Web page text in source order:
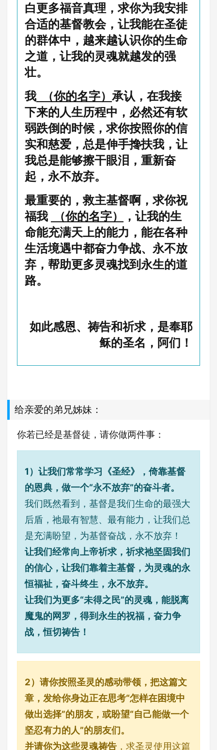
白更多福音真理，求你为我安排
合适的基督教会，让我能在圣徒
的群体中，越来越认识你的生命
之道，让我的灵魂就越发的强
壮。
我 （你的名字） 承认，在我接
下来的人生历程中，必然还有软
弱跌倒的时候，求你按照你的信
实和慈爱，总是伸手搀扶我，让
我总是能够擦干眼泪，重新奋
起，永不放弃。
最重要的，救主基督啊，求你祝
福我
（你的名字）
，让我的生
命能充满天上的能力，能在各种
生活境遇中都奋力争战、永不放
弃，帮助更多灵魂找到永生的道
路。
如此感恩、祷告和祈求，是奉耶
稣的圣名，阿们！
给亲爱的弟兄姊妹：
你若已经是基督徒，请你做两件事：
1）让我们常常学习《圣经》，倚靠基督
的恩典，做一个“永不放弃”的奋斗者。
我们既然看到，基督是我们生命的最强大
后盾，祂最有智慧、最有能力，让我们总
是充满盼望，为基督奋战，永不放弃！
让我们经常向上帝祈求，祈求祂坚固我们
的信心，让我们靠着主基督，为灵魂的永
恒福祉，奋斗终生，永不放弃。
让我们为更多“未得之民”的灵魂，能脱离
魔鬼的网罗，得到永生的祝福，奋力争
战，恒切祷告！
2）请你按照圣灵的感动带领，把这篇文
章，发给你身边正在思考“怎样在困境中
做出选择”的朋友，或盼望“自己能做一个
坚忍有力的人”的朋友们。
并请你为这些灵魂祷告 ，求圣灵使用这篇